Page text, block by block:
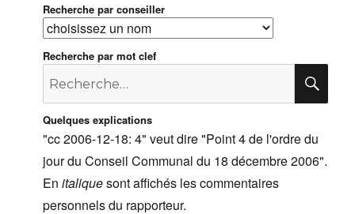
Recherche par conseiller
Recherche par mot clef
Recherche
:Quelques explications
"cc 2006-12-18: 4" veut dire "Point 4 de l'ordre du
jour du Conseil Communal du 18 décembre 2006".
Enitaliquesont affichés les commentaires
personnels du rapporteur.